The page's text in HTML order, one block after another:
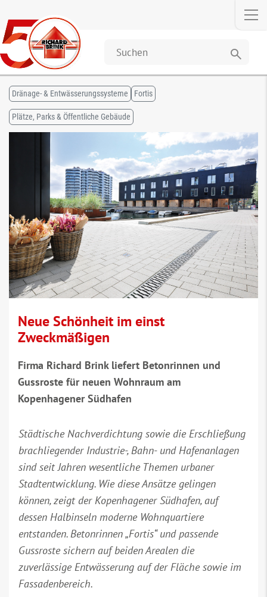
search
Dränage- & Entwässerungssysteme Fortis
Plätze, Parks & Öffentliche Gebäude
Neue Schönheit im einst
Zweckmäßigen
Firma Richard Brink liefert Betonrinnen und
Gussroste für neuen Wohnraum am
Kopenhagener Südhafen
Städtische Nachverdichtung sowie die Erschließung
brachliegender Industrie-, Bahn- und Hafenanlagen
sind seit Jahren wesentliche Themen urbaner
Stadtentwicklung. Wie diese Ansätze gelingen
können, zeigt der Kopenhagener Südhafen, auf
dessen Halbinseln moderne Wohnquartiere
entstanden. Betonrinnen „Fortis“ und passende
Gussroste sichern auf beiden Arealen die
zuverlässige Entwässerung auf der Fläche sowie im
Fassadenbereich.